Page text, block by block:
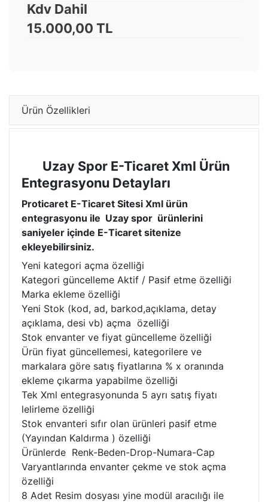
Kdv Dahil
15.000,00 TL
Ürün Özellikleri
Uzay Spor E-Ticaret Xml Ürün
Entegrasyonu Detayları
Proticaret E-Ticaret Sitesi Xml ürün
entegrasyonu ile Uzay spor ürünlerini
saniyeler içinde E-Ticaret sitenize
ekleyebilirsiniz.
Yeni kategori açma özelliği
Kategori güncelleme Aktif / Pasif etme özelliği
Marka ekleme özelliği
Yeni Stok (kod, ad, barkod,açıklama, detay
açıklama, desi vb) açma özelliği
Stok envanter ve fiyat güncelleme özelliği
Ürün fiyat güncellemesi, kategorilere ve
markalara göre satış fiyatlarına % x oranında
ekleme çıkarma yapabilme özelliği
Tek Xml entegrasyonunda 5 ayrı satış fiyatı
lelirleme özelliği
Stok envanteri sıfır olan ürünleri pasif etme
(Yayından Kaldırma ) özelliği
Ürünlerde Renk-Beden-Drop-Numara-Cap
Varyantlarında envanter çekme ve stok açma
özelliği
8 Adet Resim dosyası yine modül aracılığı ile